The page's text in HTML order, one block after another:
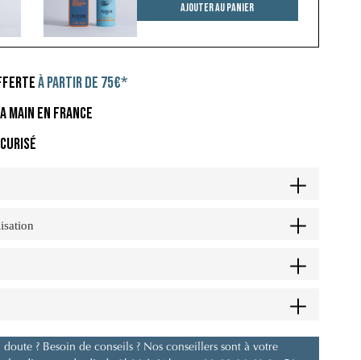
Ajouter au panier
À PARTIR DE 75€*
MAIN EN FRANCE
doute ? Besoin de conseils ? Nos conseillers sont à votre